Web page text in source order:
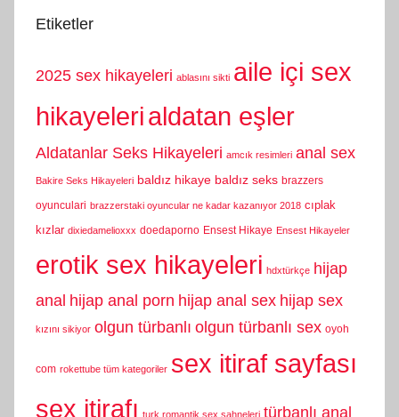
Etiketler
2025 sex hikayeleri ablasını sikti aile içi sex
hikayelerialdatan eşler
Aldatanlar Seks Hikayeleri amcık resimleri anal sex
Bakire Seks Hikayeleri baldız hikaye baldız seks brazzers
oyunculari brazzerstaki oyuncular ne kadar kazanıyor 2018 cıplak
kızlar dixiedamelioxxx doedaporno Ensest Hikaye Ensest Hikayeler
erotik sex hikayeleri hdxtürkçe hijap
anal hijap anal porn hijap anal sex hijap sex
kızını sikiyor olgun türbanlı olgun türbanlı sex oyoh
com rokettube tüm kategoriler sex itiraf sayfası
sex itirafı turk romantik sex sahneleri türbanlı anal